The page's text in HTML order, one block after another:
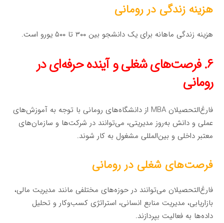
هزینه زندگی در رومانی
هزینه زندگی ماهانه برای یک دانشجو بین ۳۰۰ تا ۵۰۰ یورو است.
۶. فرصت‌های شغلی و آینده حرفه‌ای در
رومانی
فارغ‌التحصیلان MBA از دانشگاه‌های رومانی با توجه به آموزش‌های
عملی و دانش به‌روز مدیریتی، می‌توانند در شرکت‌ها و سازمان‌های
معتبر داخلی و بین‌المللی مشغول به کار شوند.
فرصت‌های شغلی در رومانی
فارغ‌التحصیلان می‌توانند در حوزه‌های مختلفی مانند مدیریت مالی،
بازاریابی، مدیریت منابع انسانی، استراتژی کسب‌وکار و تحلیل
داده‌ها به فعالیت بپردازند.